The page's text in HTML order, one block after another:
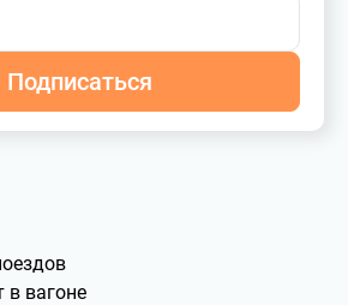
Подписаться
в вагоне